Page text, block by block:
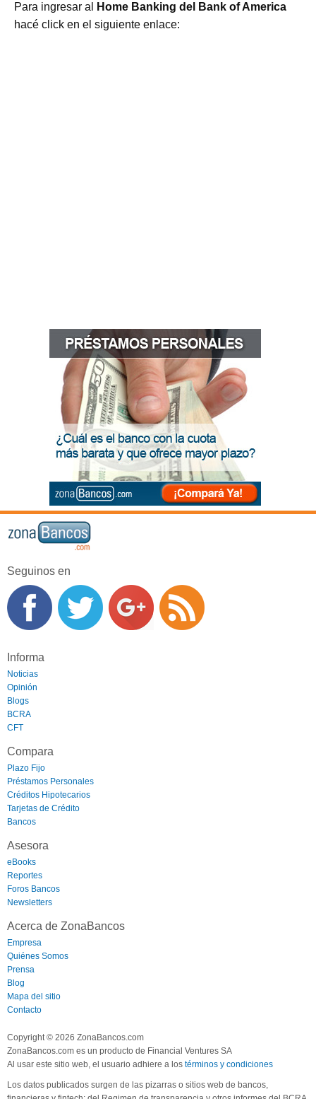
Para ingresar al
Home Banking del Bank of America
hacé click en el siguiente enlace:
Seguinos en
Informa
Noticias
Opinión
Blogs
BCRA
CFT
Compara
Plazo Fijo
Préstamos Personales
Créditos Hipotecarios
Tarjetas de Crédito
Bancos
Asesora
eBooks
Reportes
Foros Bancos
Newsletters
Acerca de ZonaBancos
Empresa
Quiénes Somos
Prensa
Blog
Mapa del sitio
Contacto
Copyright © 2026 ZonaBancos.com
ZonaBancos.com es un producto de Financial Ventures SA
Al usar este sitio web, el usuario adhiere a los términos y condiciones
Los datos publicados surgen de las pizarras o sitios web de bancos,